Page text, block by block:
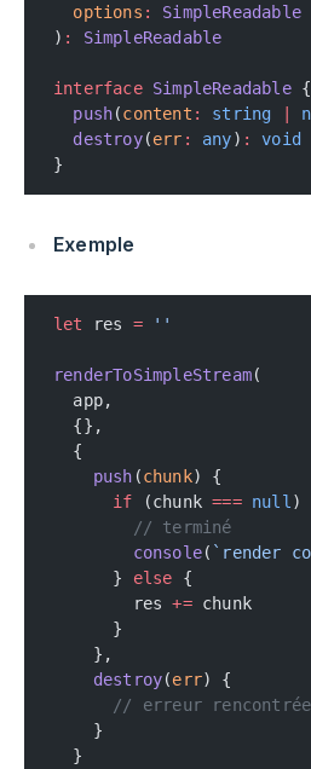
  options
:
SimpleReadable
) : SimpleReadable
interface SimpleReadable {
  push
(content : string |
  destroy
(err : any) :
void
}
Exemple
let res = ''
renderToSimpleStream(
  app,
  {},
  {
    push
(chunk) {
      if
(chunk === null )
        // terminé
        console
( `render
      }
else {
        res
+= chunk
      }
    },
    destroy
(err) {
      // erreur rencontrée
    }
  }